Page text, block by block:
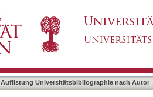
Auflistung Universitätsbibliographie nach Autor